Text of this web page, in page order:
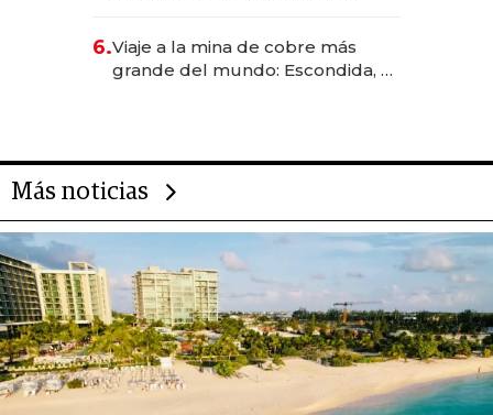
6.Viaje a la mina de cobre más
grande del mundo: Escondida, el
Más noticias